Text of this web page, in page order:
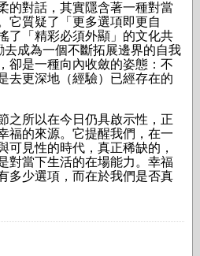
的對話，其實隱含著一種對當
它質疑了「更多選項即更自
了「精彩必須外顯」的文化共
去成為一個不斷拓展邊界的自我
卻是一種向內收斂的姿態：不
去更深地（經驗）已經存在的
之所以在今日仍具啟示性，正
福的來源。它提醒我們，在一
可見性的時代，真正稀缺的，
對當下生活的在場能力。幸福
多少選項，而在於我們是否真